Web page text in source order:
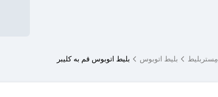
مِستربلیط بلیط اتوبوس بلیط اتوبوس قم به کلیبر